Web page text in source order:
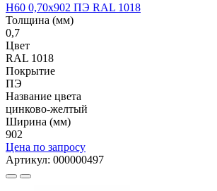
Н60 0,70x902 ПЭ RAL 1018
Толщина (мм)
0,7
Цвет
RAL 1018
Покрытие
ПЭ
Название цвета
цинково-желтый
Ширина (мм)
902
Цена по запросу
Артикул: 000000497